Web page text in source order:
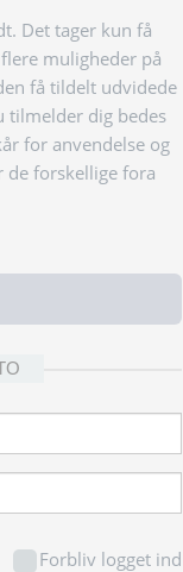
Det tager kun få
muligheder på
få tildelt udvidede
tilmelder dig bedes
for anvendelse og
de forskellige fora
Forbliv logget ind